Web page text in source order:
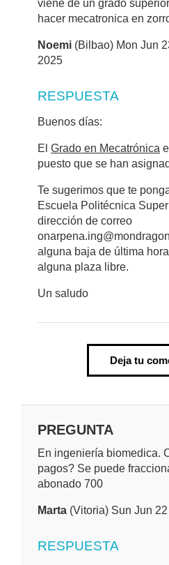
viene de un grado
hacer mecatronica en
Noemi (Bilbao) Mon Jun
2025
RESPUESTA
Buenos días:
El Grado en Mecatrónica
puesto que se han
Te sugerimos que te
Escuela Politécnica
dirección de correo
alguna baja de última
alguna plaza libre.
Un saludo
Deja tu
PREGUNTA
En ingeniería biomedica.
pagos? Se puede
abonado 700
Marta (Vitoria) Sun Jun
RESPUESTA